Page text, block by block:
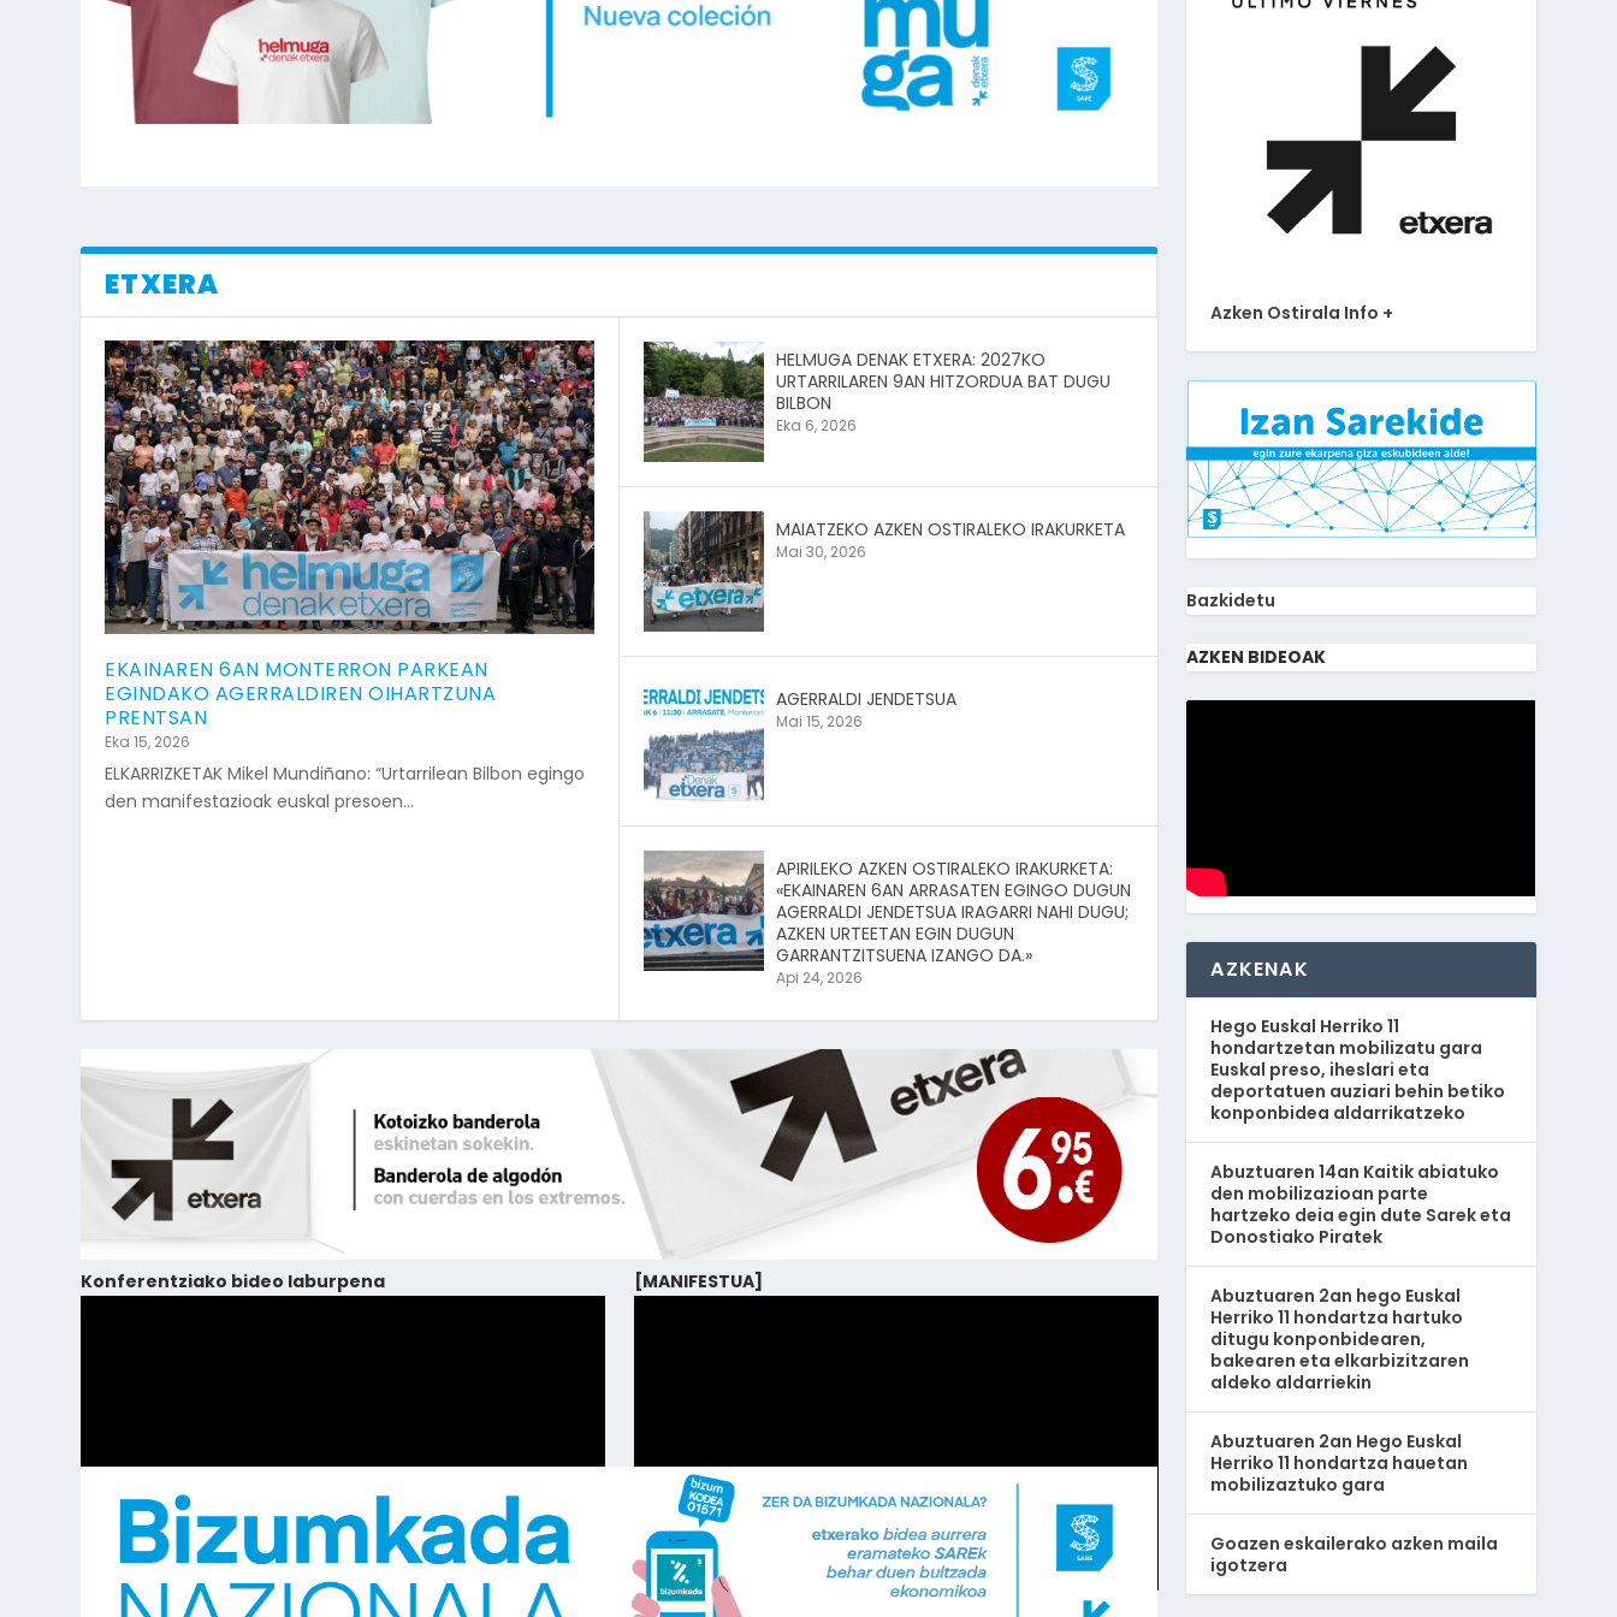
ETXERA
EKAINAREN 6AN MONTERRON PARKEAN
EGINDAKO AGERRALDIREN OIHARTZUNA
PRENTSAN
Eka 15, 2026
ELKARRIZKETAK Mikel Mundiñano: “Urtarrilean Bilbon egingo
den manifestazioak euskal presoen...
HELMUGA DENAK ETXERA: 2027KO
URTARRILAREN 9AN HITZORDUA BAT DUGU
BILBON
Eka 6, 2026
MAIATZEKO AZKEN OSTIRALEKO IRAKURKETA
Mai 30, 2026
AGERRALDI JENDETSUA
Mai 15, 2026
APIRILEKO AZKEN OSTIRALEKO IRAKURKETA:
«EKAINAREN 6AN ARRASATEN EGINGO DUGUN
AGERRALDI JENDETSUA IRAGARRI NAHI DUGU;
AZKEN URTEETAN EGIN DUGUN
GARRANTZITSUENA IZANGO DA.»
Api 24, 2026
Konferentziako bideo laburpena [MANIFESTUA]
Azken Ostirala Info +
Bazkidetu
AZKEN BIDEOAK
AZKENAK
Hego Euskal Herriko 11
hondartzetan mobilizatu gara
Euskal preso, iheslari eta
deportatuen auziari behin betiko
konponbidea aldarrikatzeko
Abuztuaren 14an Kaitik abiatuko
den mobilizazioan parte
hartzeko deia egin dute Sarek eta
Donostiako Piratek
Abuztuaren 2an hego Euskal
Herriko 11 hondartza hartuko
ditugu konponbidearen,
bakearen eta elkarbizitzaren
aldeko aldarriekin
Abuztuaren 2an Hego Euskal
Herriko 11 hondartza hauetan
mobilizaztuko gara
Goazen eskailerako azken maila
igotzera